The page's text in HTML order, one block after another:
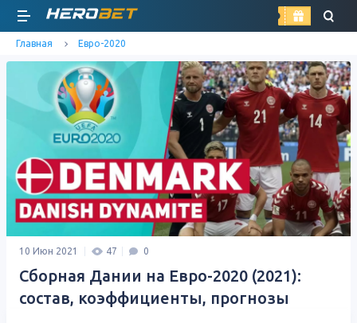
найти
Главная Евро-2020
10 Июн 2021 47 0
Сборная Дании на Евро-2020 (2021):
состав, коэффициенты, прогнозы